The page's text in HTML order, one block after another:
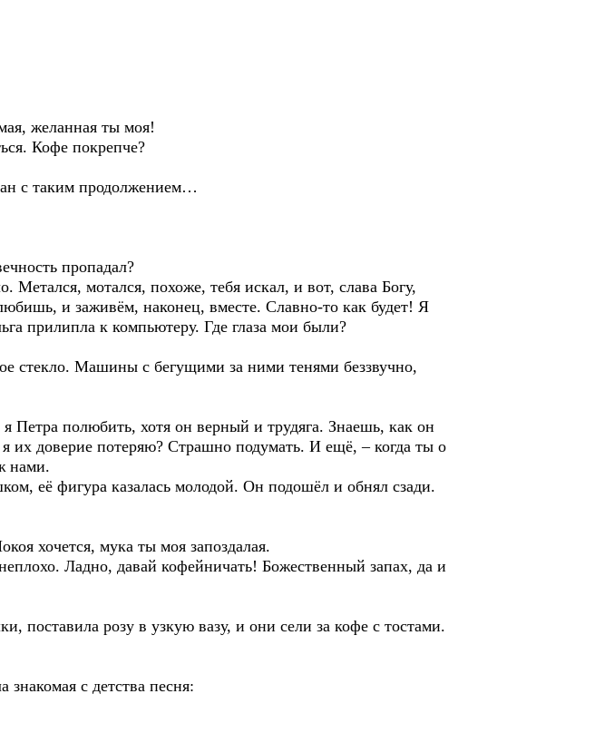
желанная ты моя!
Кофе покрепче?
с таким продолжением…
пропадал?
мотался, похоже, тебя искал, и вот, слава Богу,
и заживём, наконец, вместе. Славно-то как будет! Я
прилипла к компьютеру. Где глаза мои были?
стекло. Машины с бегущими за ними тенями беззвучно,
полюбить, хотя он верный и трудяга. Знаешь, как он
их доверие потеряю? Страшно подумать. И ещё, – когда ты о
нами.
её фигура казалась молодой. Он подошёл и обнял сзади.
хочется, мука ты моя запоздалая.
Ладно, давай кофейничать! Божественный запах, да и
поставила розу в узкую вазу, и они сели за кофе с тостами.
с детства песня: